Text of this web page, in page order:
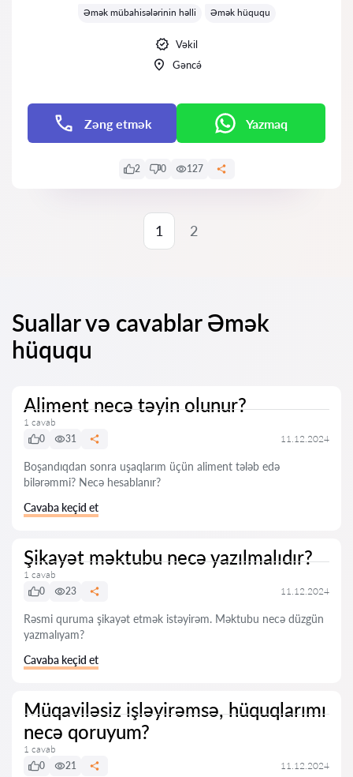
Əmək mübahisələrinin həlli
Əmək hüququ
Vəkil
Gəncə́
Zəng etmək Yazmaq
2 0 127
1 2
Suallar və cavablar Əmək
hüququ
Aliment necə təyin olunur?
1 cavab
0
31 11.12.2024
Boşandıqdan sonra uşaqlarım üçün aliment tələb edə
bilərəmmi? Necə hesablanır?
Cavaba keçid et
Şikayət məktubu necə yazılmalıdır?
1 cavab
0
23 11.12.2024
Rəsmi quruma şikayət etmək istəyirəm. Məktubu necə düzgün
yazmalıyam?
Cavaba keçid et
Müqaviləsiz işləyirəmsə, hüquqlarımı
necə qoruyum?
1 cavab
0
21 11.12.2024